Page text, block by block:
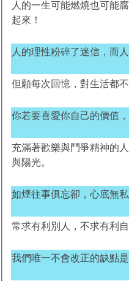
人的一生可能燃燒也可能
起來！
人的理性粉碎了迷信，而
但願每次回憶，對生活都
你若要喜愛你自己的價值
充滿著歡樂與鬥爭精神的
與陽光。
如煙往事俱忘卻，心底無私
常求有利別人，不求有利自
我們唯一不會改正的缺點是